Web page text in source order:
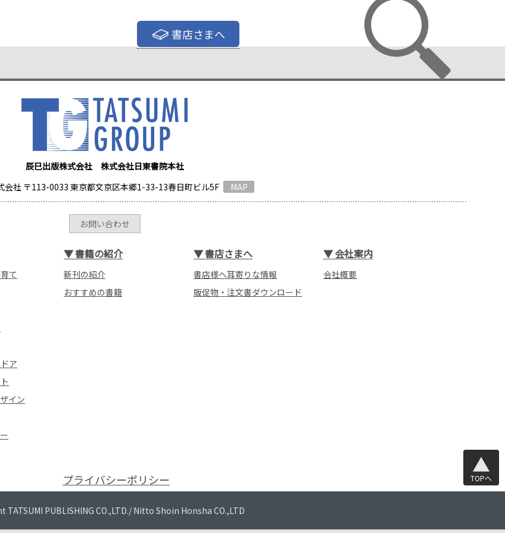
書店さまへ
辰巳出版株式会社 株式会社日東書院本社
会社 〒113-0033 東京都文京区本郷1-33-13春日町ビル5F
MAP
お問い合わせ
て
ア
イン
▼書籍の紹介
新刊の紹介
おすすめの書籍
▼書店さまへ
書店様へ耳寄りな情報
販促物・注文書ダウンロード
▼会社案内
会社概要
プライバシーポリシー TOPへ
TATSUMI PUBLISHING CO.,LTD./Nitto Shoin Honsha CO.,LTD